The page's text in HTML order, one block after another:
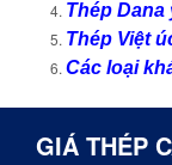
Thép Dana
Thép Việt
Các loại
GIÁ THÉP